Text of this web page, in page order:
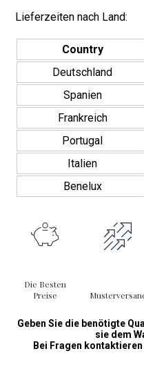
Menge
Lieferzeiten nach Land:
Country
Deutschland
Spanien
Frankreich
Portugal
Italien
Benelux
Die Besten
Preise
Geben Sie die benötigte
sie dem
Bei Fragen